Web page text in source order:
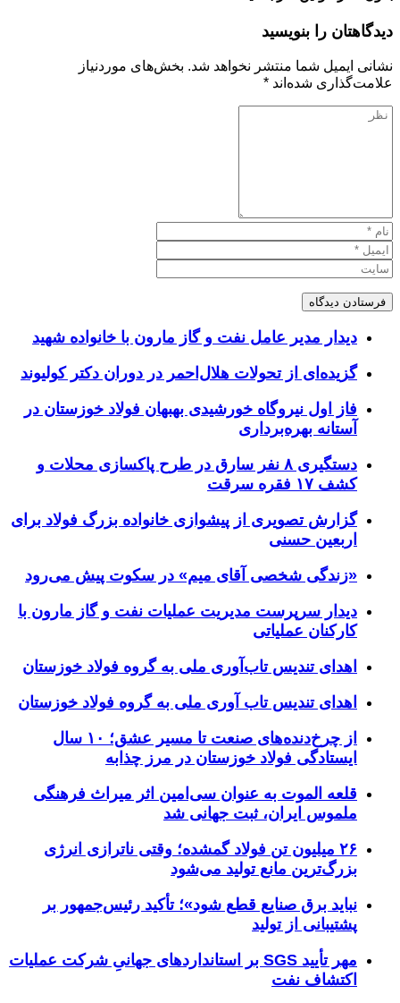
دیدگاهتان را بنویسید
نشانی ایمیل شما منتشر نخواهد شد. بخش‌های موردنیاز
علامت‌گذاری شده‌اند *
دیدار مدیر عامل نفت و گاز مارون با خانواده شهید
گزیده‌ای از تحولات هلال‌احمر در دوران دکتر کولیوند
فاز اول نیروگاه خورشیدی بهبهان فولاد خوزستان در
آستانه بهره‌برداری
دستگیری ۸ نفر سارق در طرح پاکسازی محلات و
کشف ۱۷ فقره سرقت
گزارش تصویری از پیشوازی خانواده بزرگ فولاد برای
اربعین حسنی
«زندگی شخصی آقای میم» در سکوت پیش می‌رود
دیدار سرپرست مدیریت عملیات نفت و گاز مارون با
کارکنان عملیاتی
اهدای تندیس تاب‌آوری ملی به گروه فولاد خوزستان
اهدای تندیس تاب آوری ملی به گروه فولاد خوزستان
از چرخ‌دنده‌های صنعت تا مسیر عشق؛ ۱۰ سال
ایستادگی فولاد خوزستان در مرز چذابه
قلعه الموت به عنوان سی‌امین اثر میراث‌ فرهنگی
ملموس ایران، ثبت جهانی شد
۲۶ میلیون تن فولاد گمشده؛ وقتی ناترازی انرژی
بزرگ‌ترین مانع تولید می‌شود
نباید برق صنایع قطع شود»؛ تأکید رئیس‌جمهور بر
پشتیبانی از تولید
مهر تأیید SGS بر استانداردهای جهانیِ شرکت عملیات
اکتشاف نفت